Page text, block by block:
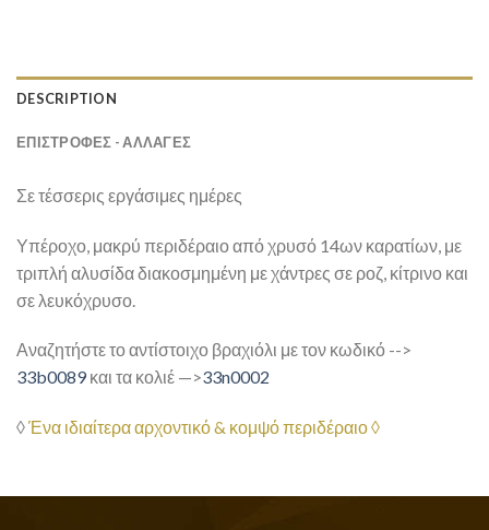
DESCRIPTION
ΕΠΙΣΤΡΟΦΕΣ - ΑΛΛΑΓΕΣ
Σε τέσσερις εργάσιμες ημέρες
Υπέροχο, μακρύ περιδέραιο από χρυσό 14ων καρατίων, με
τριπλή αλυσίδα διακοσμημένη με χάντρες σε ροζ, κίτρινο και
σε λευκόχρυσο.
Αναζητήστε το αντίστοιχο βραχιόλι με τον κωδικό -->
33b0089και τα κολιέ —>33n0002
◊Ένα ιδιαίτερα αρχοντικό & κομψό περιδέραιο ◊